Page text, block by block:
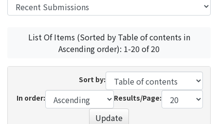
List Of Items (Sorted by Table of contents in
Ascending order): 1-20 of 20
Sort by:
In order:
Results/Page:
Update